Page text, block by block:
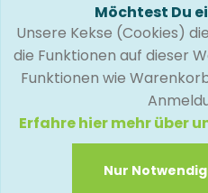
Möchtest Du
Unsere Kekse (Cookies)
die Funktionen auf dieser
Funktionen wie
Erfahre hier mehr über
Nur